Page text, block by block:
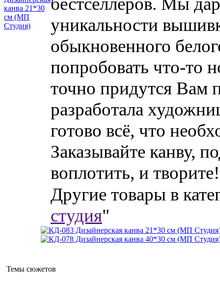
уникальности
обыкновенного
попробовать что-то
точно придутся Вам
разработала
готово всё, что
Заказывайте канву,
воплотить, и творите!
Другие товары в
студия"
Темы сюжетов